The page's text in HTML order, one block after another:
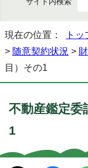
現在の位置： ト
> 随意契約状況 >
目）その1
不動産鑑定委
1